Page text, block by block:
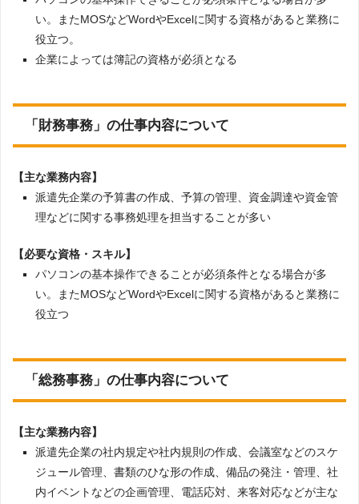
い。またMOSなどWordやExcelに関する資格があると業務に
役立つ。
企業によっては簿記の資格が必須となる
「財務事務」の仕事内容について
【主な業務内容】
派遣先企業の予算書の作成、予算の管理、資金調達や資金管
理などに関する事務処理を担当することが多い
【必要な資格・スキル】
パソコンの基本操作できることが必須条件となる場合が多
い。またMOSなどWordやExcelに関する資格があると業務に
役立つ
「総務事務」の仕事内容について
【主な業務内容】
派遣先企業の社内規定や社内規則の作成、会議室などのスケ
ジュール管理、書類のひな形の作成、備品の発注・管理、社
内イベントなどの企画管理、電話応対、来客対応などが主な